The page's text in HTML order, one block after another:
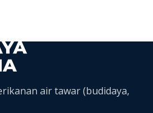
air tawar (budidaya,